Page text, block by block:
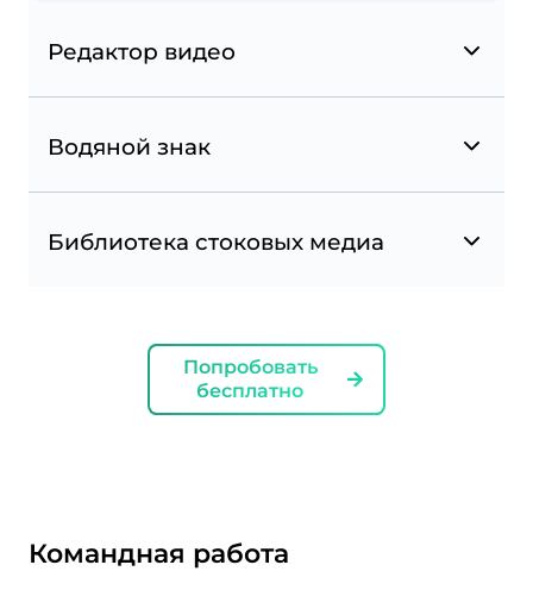
Редактор видео
Водяной знак
Библиотека стоковых медиа
Попробовать
бесплатно
Командная работа